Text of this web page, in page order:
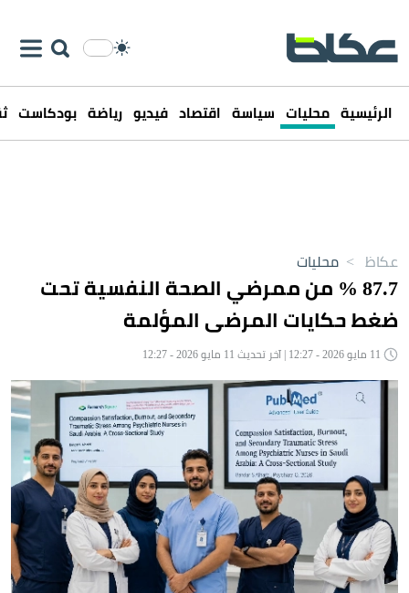
الرئيسية محليات سياسة اقتصاد فيديو رياضة بودكاست
عكاظ > محليات
87.7 %؜ من ممرضي الصحة النفسية تحت
ضغط حكايات المرضى المؤلمة